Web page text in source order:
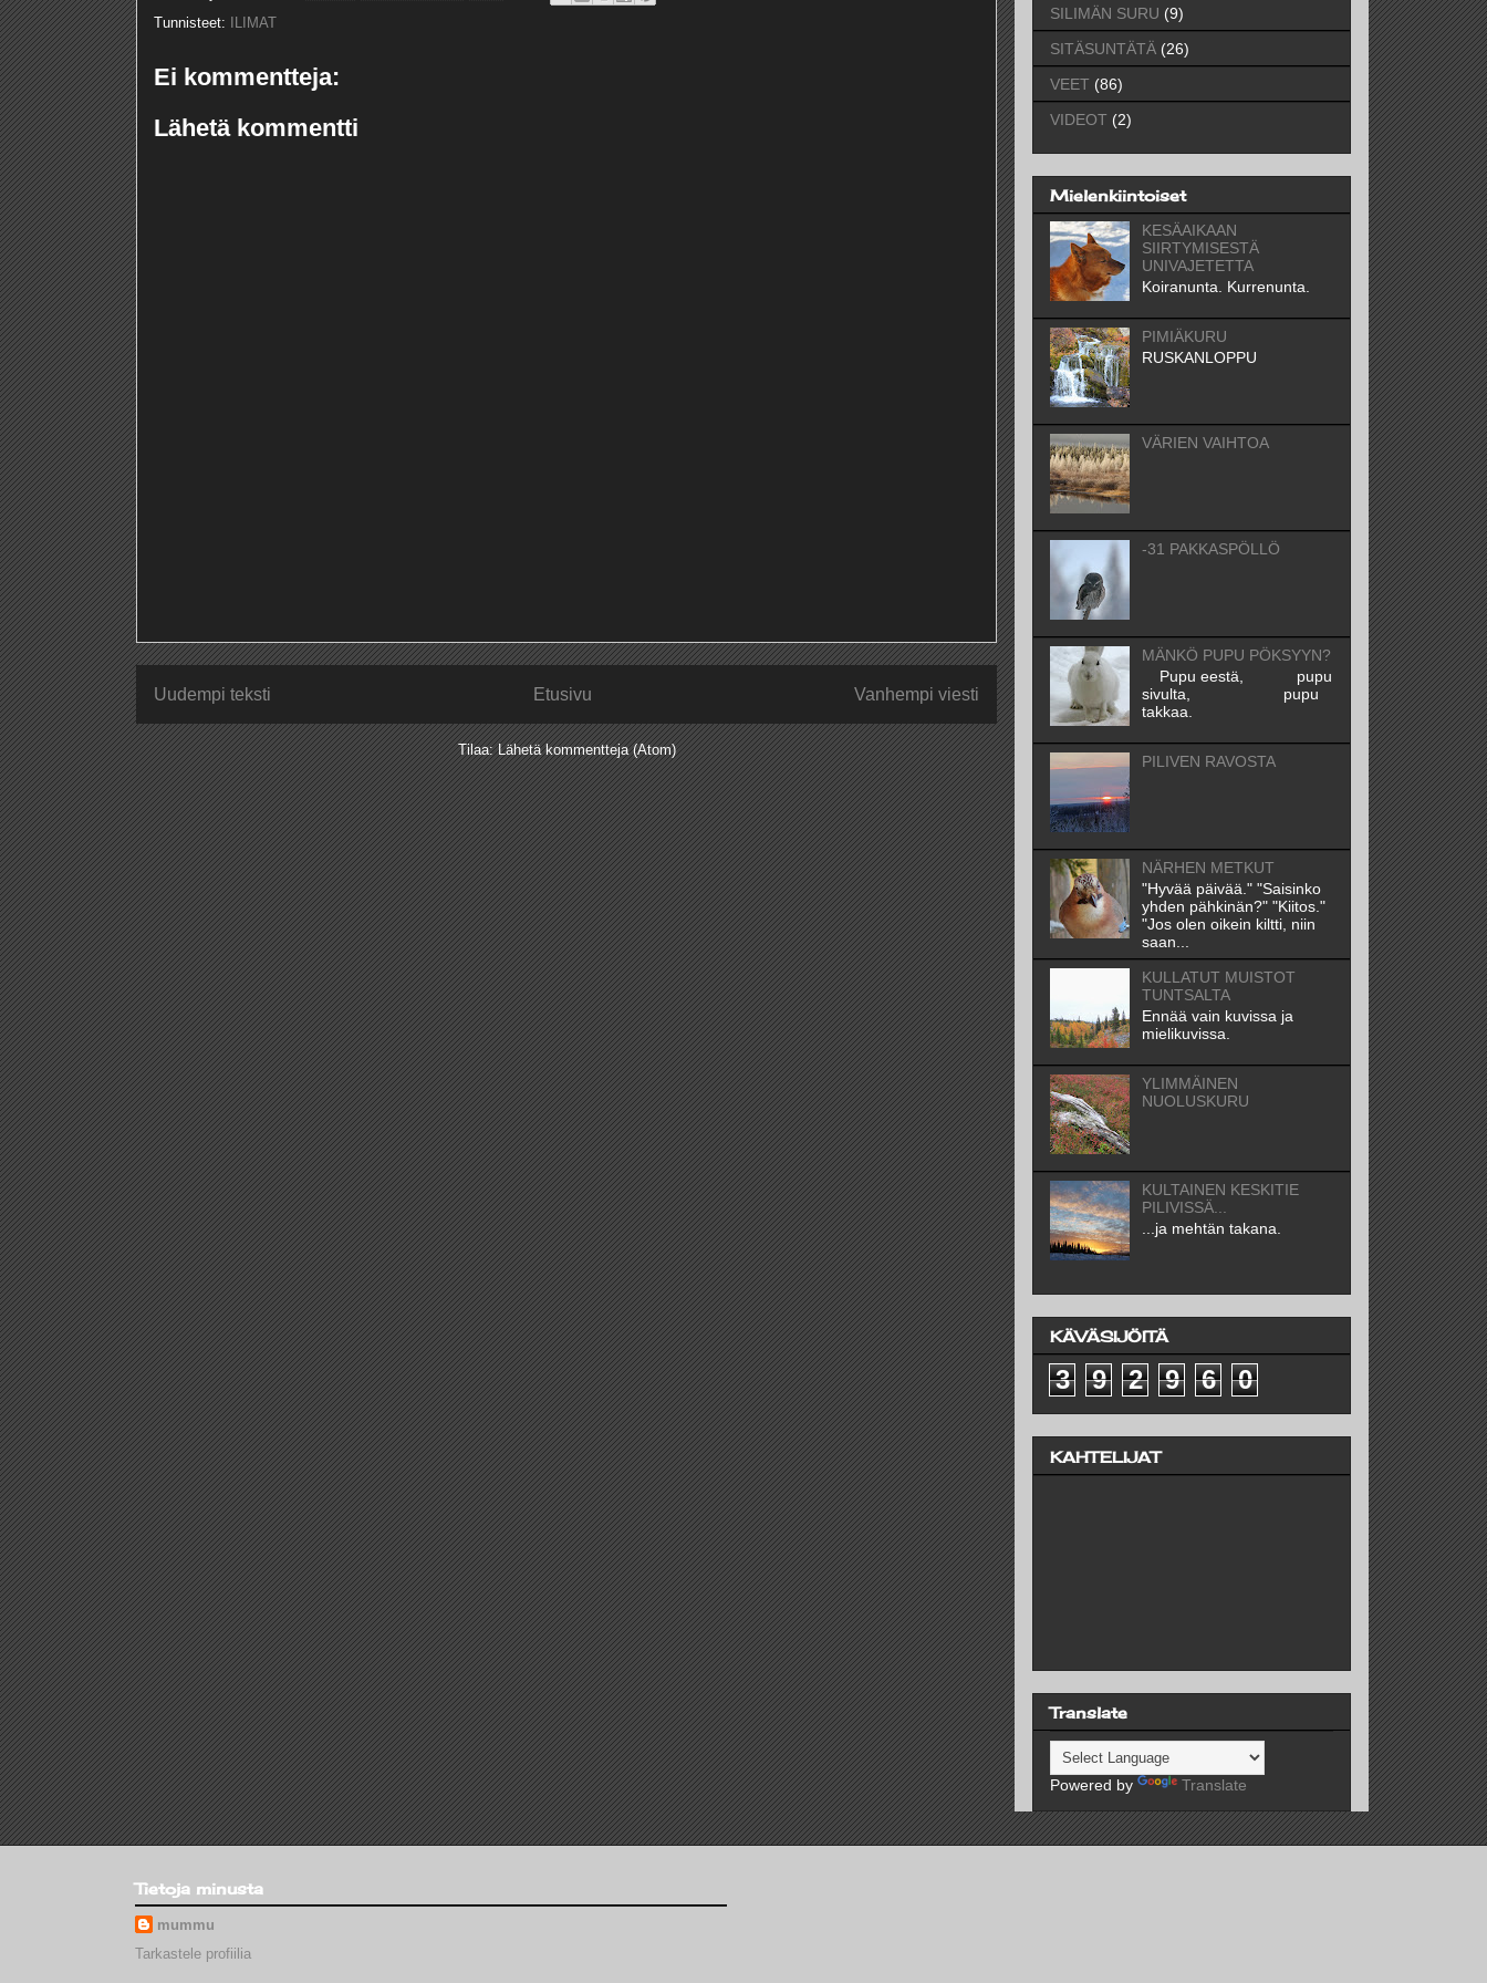
Tunnisteet:
ILIMAT
Ei kommentteja:
Lähetä kommentti
Uudempi teksti Vanhempi viesti
Etusivu
Tilaa:Lähetä kommentteja (Atom)
SILIMÄN SURU (9)
SITÄSUNTÄTÄ (26)
VEET (86)
VIDEOT (2)
Mielenkiintoiset
KESÄAIKAAN
SIIRTYMISESTÄ
UNIVAJETETTA
Koiranunta. Kurrenunta.
PIMIÄKURU
RUSKANLOPPU
VÄRIEN VAIHTOA
-31 PAKKASPÖLLÖ
MÄNKÖ PUPU PÖKSYYN?
Pupu eestä, pupu
sivulta, pupu
takkaa.
PILIVEN RAVOSTA
NÄRHEN METKUT
"Hyvää päivää." "Saisinko
yhden pähkinän?" "Kiitos."
"Jos olen oikein kiltti, niin
saan...
KULLATUT MUISTOT
TUNTSALTA
Ennää vain kuvissa ja
mielikuvissa.
YLIMMÄINEN
NUOLUSKURU
KULTAINEN KESKITIE
PILIVISSÄ...
...ja mehtän takana.
KÄVÄSIJÖITÄ
3 9 2 9 6 0
KAHTELIJAT
Translate
Powered by Translate
Tietoja minusta
mummu
Tarkastele profiilia